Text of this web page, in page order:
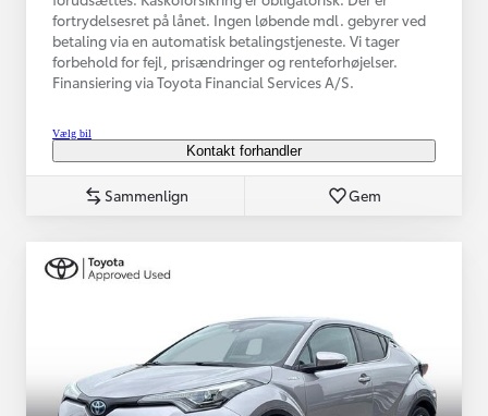
fortrydelsesret på lånet. Ingen løbende mdl. gebyrer ved
betaling via en automatisk betalingstjeneste. Vi tager
forbehold for fejl, prisændringer og renteforhøjelser.
Finansiering via Toyota Financial Services A/S.
Vælg bil
Kontakt forhandler
Sammenlign Gem